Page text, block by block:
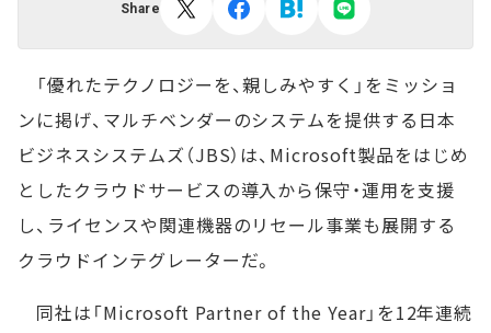
Share
「優れたテクノロジーを、親しみやすく」をミッショ
ンに掲げ、マルチベンダーのシステムを提供する日本
ビジネスシステムズ（JBS）は、Microsoft製品をはじめ
としたクラウドサービスの導入から保守・運用を支援
し、ライセンスや関連機器のリセール事業も展開する
クラウドインテグレーターだ。
同社は「Microsoft Partner of the Year」を12年連続